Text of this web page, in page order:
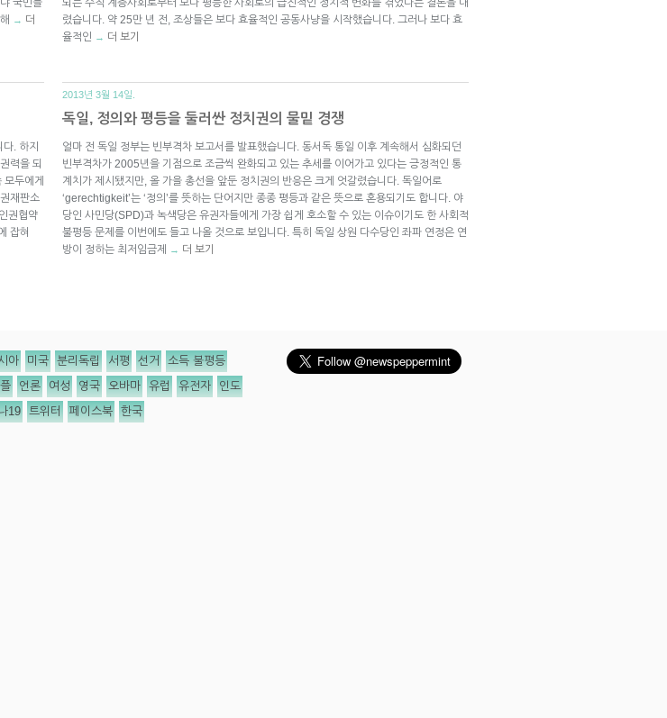
국민들
→ 더
되는 수직 계층사회로부터 보다 평등한 사회로의 급진적인 정치적 변화를 겪었다는 결론을 내
렸습니다. 약 25만 년 전, 조상들은 보다 효율적인 공동사냥을 시작했습니다. 그러나 보다 효
율적인 → 더 보기
. 하지
력을 되
두에게
재판소
권협약
잡혀
2013년 3월 14일.
독일, 정의와 평등을 둘러싼 정치권의 물밑 경쟁
얼마 전 독일 정부는 빈부격차 보고서를 발표했습니다. 동서독 통일 이후 계속해서 심화되던
빈부격차가 2005년을 기점으로 조금씩 완화되고 있는 추세를 이어가고 있다는 긍정적인 통
계치가 제시됐지만, 올 가을 총선을 앞둔 정치권의 반응은 크게 엇갈렸습니다. 독일어로
‘gerechtigkeit’는 ‘정의’를 뜻하는 단어지만 종종 평등과 같은 뜻으로 혼용되기도 합니다. 야
당인 사민당(SPD)과 녹색당은 유권자들에게 가장 쉽게 호소할 수 있는 이슈이기도 한 사회적
불평등 문제를 이번에도 들고 나올 것으로 보입니다. 특히 독일 상원 다수당인 좌파 연정은 연
방이 정하는 최저임금제
→ 더 보기
아 미국 분리독립 서평 선거 소득 불평등
언론 여성 영국 오바마 유럽 유전자 인도
19 트위터 페이스북 한국